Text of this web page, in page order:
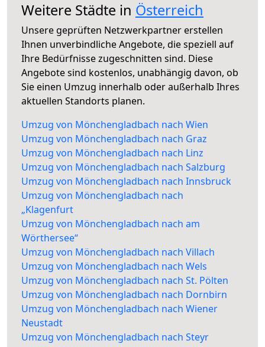
Weitere Städte in Österreich
Unsere geprüften Netzwerkpartner erstellen
Ihnen unverbindliche Angebote, die speziell auf
Ihre Bedürfnisse zugeschnitten sind. Diese
Angebote sind kostenlos, unabhängig davon, ob
Sie einen Umzug innerhalb oder außerhalb Ihres
aktuellen Standorts planen.
Umzug von Mönchengladbach nach Wien
Umzug von Mönchengladbach nach Graz
Umzug von Mönchengladbach nach Linz
Umzug von Mönchengladbach nach Salzburg
Umzug von Mönchengladbach nach Innsbruck
Umzug von Mönchengladbach nach
„Klagenfurt
Umzug von Mönchengladbach nach am
Wörthersee“
Umzug von Mönchengladbach nach Villach
Umzug von Mönchengladbach nach Wels
Umzug von Mönchengladbach nach St. Pölten
Umzug von Mönchengladbach nach Dornbirn
Umzug von Mönchengladbach nach Wiener
Neustadt
Umzug von Mönchengladbach nach Steyr